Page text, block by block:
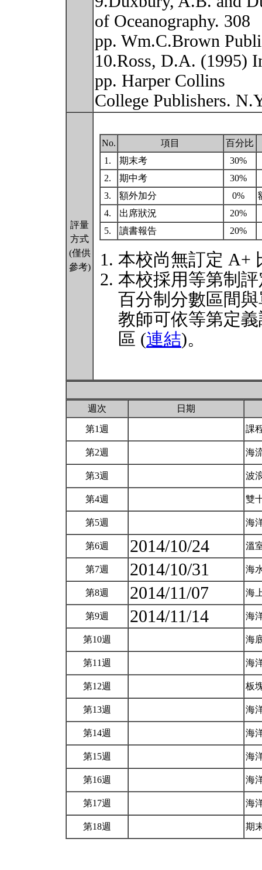
of Oceanography. 308
pp. Wm.C.Brown
10.Ross, D.A. (1995)
pp. Harper Collins
College Publishers.
評量
方式
(僅供
參考)
No. 項目
百分比
1.
期末考
30%
2.
期中考
30%
3.
額外加分 0%
4.
出席狀況
20%
5.
讀書報告 20%
本校尚無訂定 A+
本校採用等第制
百分制分數區間
教師可依等第定
區 (連結)。
週次 日期
第1週 課
第2週 海
第3週 波
第4週 雙
第5週 海
第6週 2014/10/24 溫
第7週 2014/10/31 海
第8週 2014/11/07 海
第9週 2014/11/14 海
第10週 海
第11週 海
第12週 板
第13週 海
第14週 海
第15週 海
第16週 海
第17週 海
第18週 期